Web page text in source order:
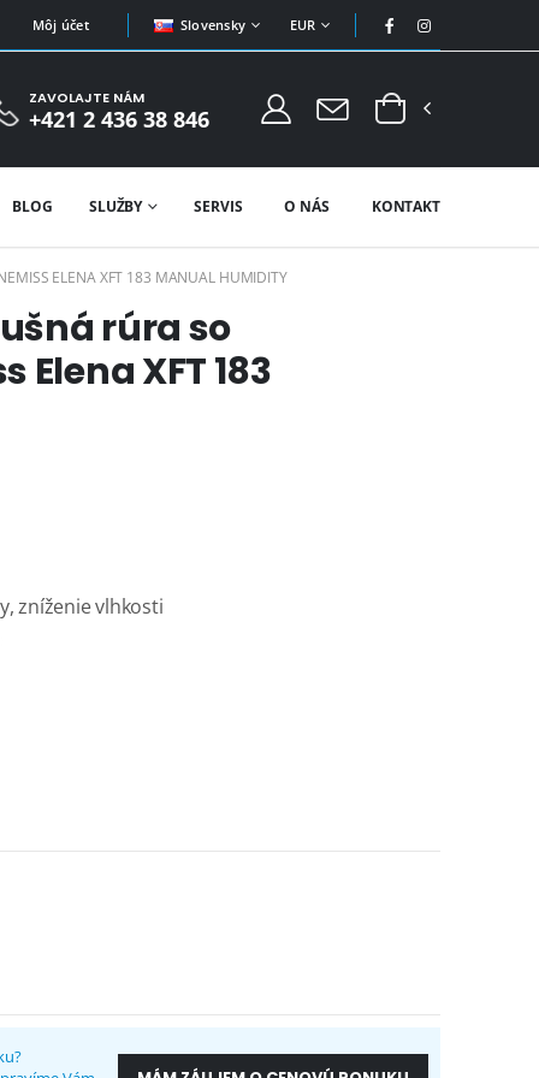
Môj účet Slovensky EUR
ZAVOLAJTE NÁM
+421 2 436 38 846
KONTAKT
O NÁS
SERVIS
SLUŽBY
BLOG
ELENA XFT 183 MANUAL HUMIDITY
rúra so
XFT 183
zníženie vlhkosti